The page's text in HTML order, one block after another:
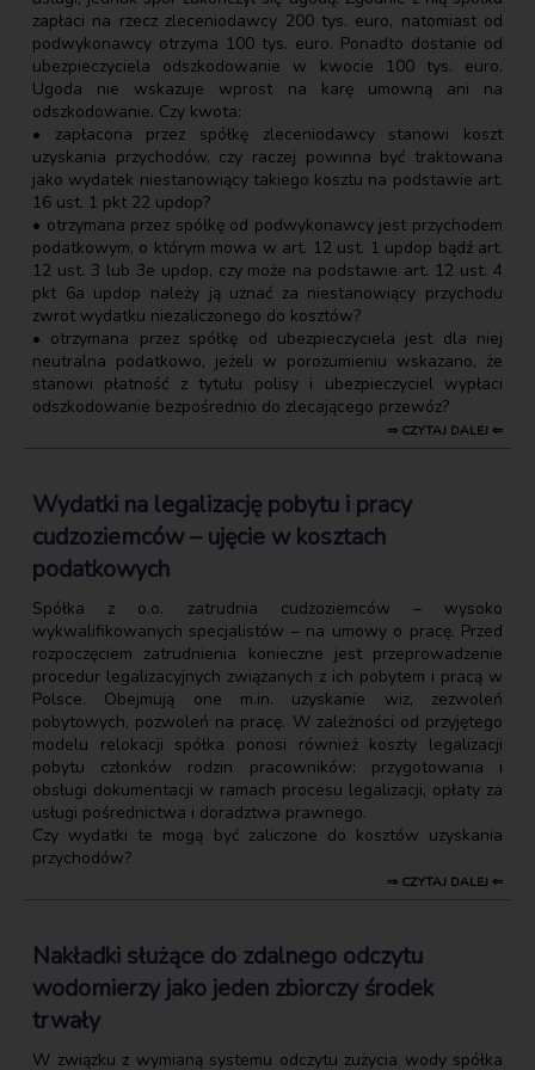
zapłaci na rzecz zleceniodawcy 200 tys. euro, natomiast od
podwykonawcy otrzyma 100 tys. euro. Ponadto dostanie od
ubezpieczyciela odszkodowanie w kwocie 100 tys. euro.
Ugoda nie wskazuje wprost na karę umowną ani na
odszkodowanie. Czy kwota:
• zapłacona przez spółkę zleceniodawcy stanowi koszt
uzyskania przychodów, czy raczej powinna być traktowana
jako wydatek niestanowiący takiego kosztu na podstawie art.
16 ust. 1 pkt 22 updop?
• otrzymana przez spółkę od podwykonawcy jest przychodem
podatkowym, o którym mowa w art. 12 ust. 1 updop bądź art.
12 ust. 3 lub 3e updop, czy może na podstawie art. 12 ust. 4
pkt 6a updop należy ją uznać za niestanowiący przychodu
zwrot wydatku niezaliczonego do kosztów?
• otrzymana przez spółkę od ubezpieczyciela jest dla niej
neutralna podatkowo, jeżeli w porozumieniu wskazano, że
stanowi płatność z tytułu polisy i ubezpieczyciel wypłaci
odszkodowanie bezpośrednio do zlecającego przewóz?
⇒ CZYTAJ DALEJ ⇐
Wydatki na legalizację pobytu i pracy
cudzoziemców – ujęcie w kosztach
podatkowych
Spółka z o.o. zatrudnia cudzoziemców – wysoko
wykwalifikowanych specjalistów – na umowy o pracę. Przed
rozpoczęciem zatrudnienia konieczne jest przeprowadzenie
procedur legalizacyjnych związanych z ich pobytem i pracą w
Polsce. Obejmują one m.in. uzyskanie wiz, zezwoleń
pobytowych, pozwoleń na pracę. W zależności od przyjętego
modelu relokacji spółka ponosi również koszty legalizacji
pobytu członków rodzin pracowników: przygotowania i
obsługi dokumentacji w ramach procesu legalizacji, opłaty za
usługi pośrednictwa i doradztwa prawnego.
Czy wydatki te mogą być zaliczone do kosztów uzyskania
przychodów?
⇒ CZYTAJ DALEJ ⇐
Nakładki służące do zdalnego odczytu
wodomierzy jako jeden zbiorczy środek
trwały
W związku z wymianą systemu odczytu zużycia wody spółka